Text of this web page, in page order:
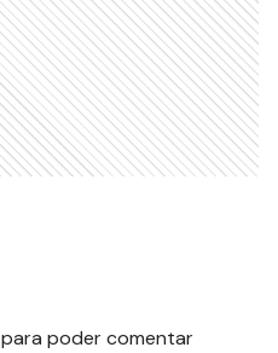
para poder comentar